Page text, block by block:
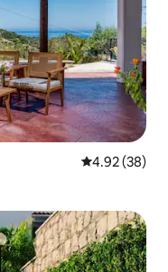
평점 4.92점(5
4.92 (38)